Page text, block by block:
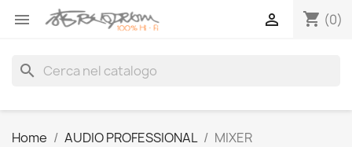
 shopping_cart (0)

search
Home AUDIO PROFESSIONAL MIXER